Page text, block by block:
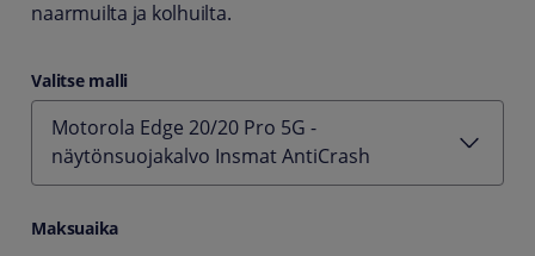
naarmuilta ja kolhuilta.
Valitse malli
Motorola Edge 20/20 Pro 5G -
näytönsuojakalvo Insmat AntiCrash
Maksuaika